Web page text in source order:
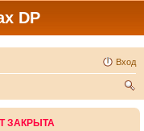
DP
Вход
ЗАКРЫТА